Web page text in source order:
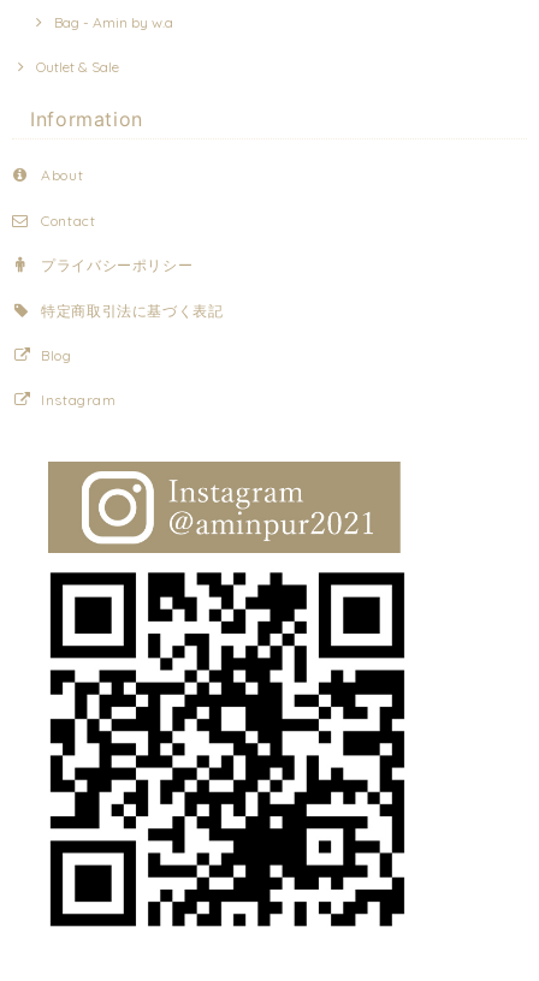
Bag - Amin by w.a
Outlet & Sale
Information
About
Contact
プライバシーポリシー
特定商取引法に基づく表記
Blog
Instagram